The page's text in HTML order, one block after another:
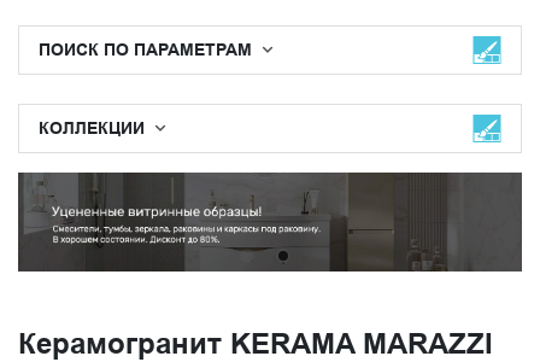
ПОИСК ПО ПАРАМЕТРАМ
КОЛЛЕКЦИИ
Керамогранит KERAMA MARAZZI